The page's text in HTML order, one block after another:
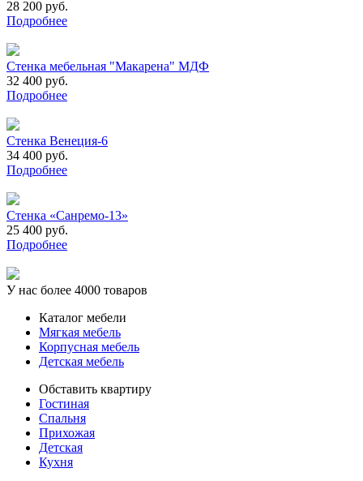
28 200 руб.
Подробнее
Стенка мебельная "Макарена" МДФ
32 400 руб.
Подробнее
Стенка Венеция-6
34 400 руб.
Подробнее
Стенка «Санремо-13»
25 400 руб.
Подробнее
У нас более 4000 товаров
Каталог мебели
Мягкая мебель
Корпусная мебель
Детская мебель
Обставить квартиру
Гостиная
Спальня
Прихожая
Детская
Кухня